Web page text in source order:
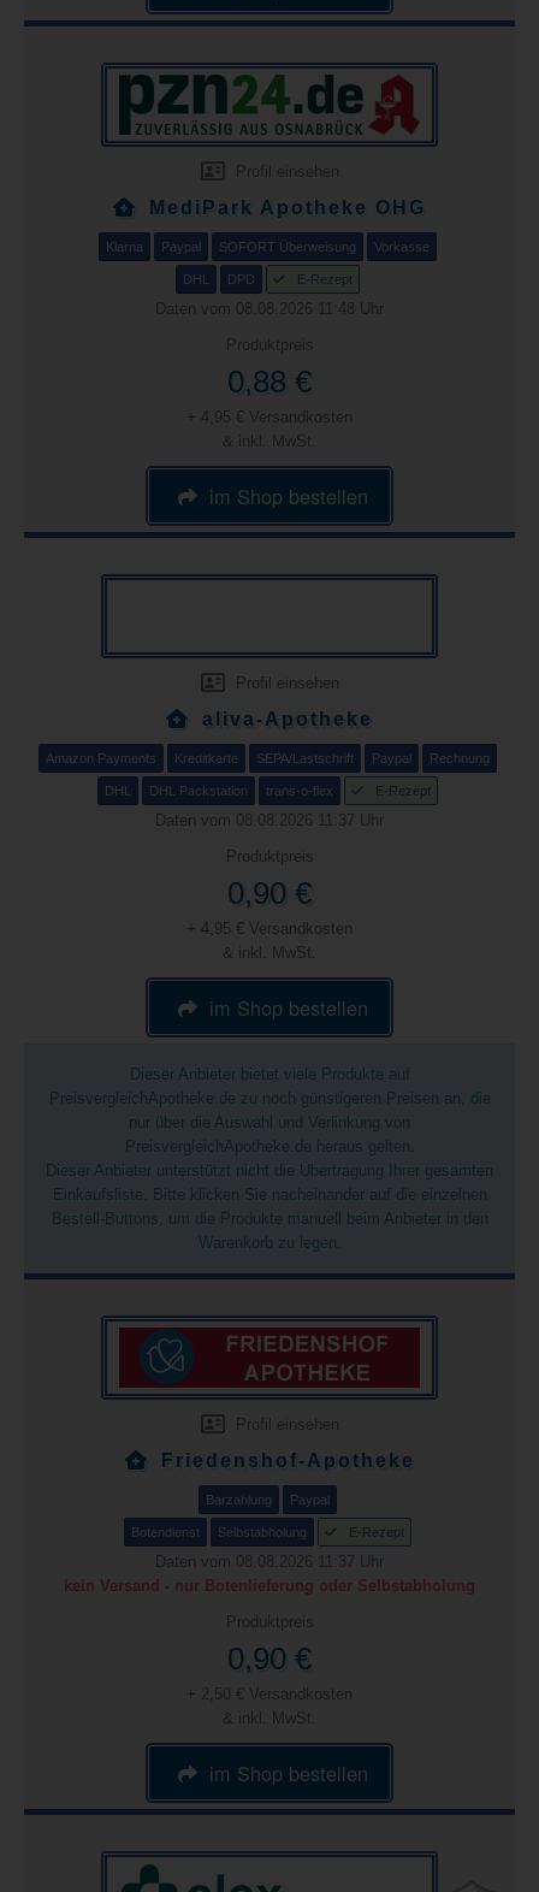
Profil einsehen
MediPark Apotheke OHG
Klarna Paypal SOFORT Überweisung Vorkasse
DHL DPD E-Rezept
Daten vom 08.08.2026 11:48 Uhr
Produktpreis
0,88 €
+ 4,95 € Versandkosten
& inkl. MwSt.
im Shop bestellen
Profil einsehen
aliva-Apotheke
Amazon Payments Kreditkarte SEPA/Lastschrift Paypal Rechnung
DHL DHL Packstation trans-o-flex E-Rezept
Daten vom 08.08.2026 11:37 Uhr
Produktpreis
0,90 €
+ 4,95 € Versandkosten
& inkl. MwSt.
im Shop bestellen
Dieser Anbieter bietet viele Produkte auf
PreisvergleichApotheke.de zu noch günstigeren Preisen an, die
nur über die Auswahl und Verlinkung von
PreisvergleichApotheke.de heraus gelten.
Dieser Anbieter unterstützt nicht die Übertragung Ihrer gesamten
Einkaufsliste. Bitte klicken Sie nacheinander auf die einzelnen
Bestell-Buttons, um die Produkte manuell beim Anbieter in den
Warenkorb zu legen.
Profil einsehen
Friedenshof-Apotheke
Barzahlung Paypal
Botendienst Selbstabholung E-Rezept
Daten vom 08.08.2026 11:37 Uhr
kein Versand - nur Botenlieferung oder Selbstabholung
Produktpreis
0,90 €
+ 2,50 € Versandkosten
& inkl. MwSt.
im Shop bestellen